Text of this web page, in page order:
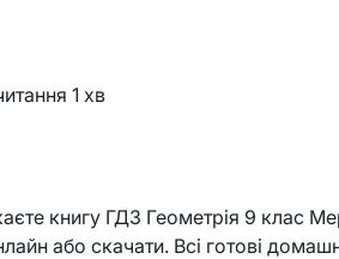
1 хв
книгу ГДЗ Геометрія 9 клас
або скачати. Всі готові